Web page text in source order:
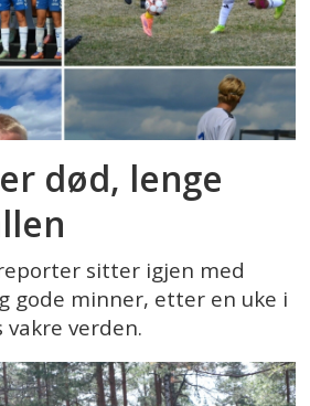
død, lenge
sitter igjen med
gode minner, etter en uke i
verden.